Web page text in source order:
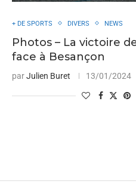
+ DE SPORTS DIVERS NEWS
Photos – La victoire
face à Besançon
parJulien Buret 13/01/2024